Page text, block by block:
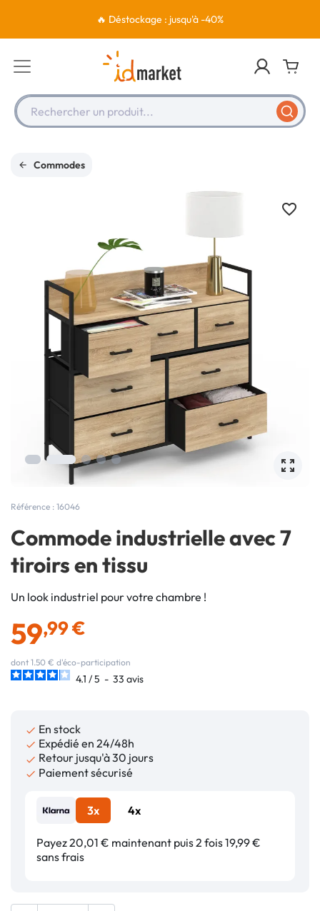
🔥 Déstockage : jusqu'à -40%
Rechercher un produit...
Commodes
Référence : 16046
Commode industrielle avec 7
tiroirs en tissu
Un look industriel pour votre chambre !
59,99 €
dont 1.50 € d'éco-participation
4.1 /5 - 33 avis
 En stock
 Expédié en 24/48h
 Retour jusqu'à 30 jours
 Paiement sécurisé
3x 4x
Payez 20,01 € maintenant puis 2 fois 19,99 €
sans frais
favorite_border